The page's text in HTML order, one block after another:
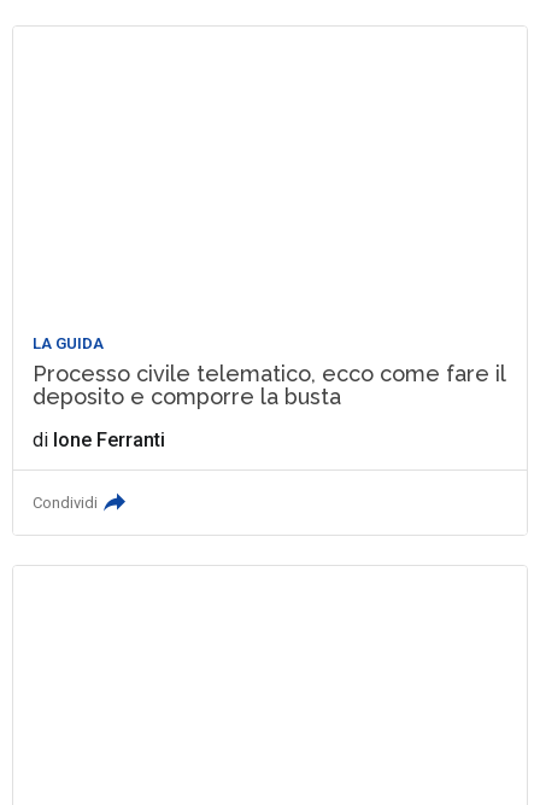
LA GUIDA
Processo civile telematico, ecco come fare il
deposito e comporre la busta
di Ione Ferranti
Condividi